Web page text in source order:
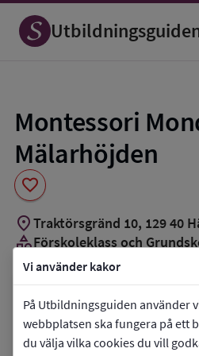
Vi använder kakor
På Utbildningsguiden använder
webbplatsen ska fungera på ett
du välja vilka cookies du vill
Montessori
Mälarhöjden
favorite
Spara
som
favorit
location_onTraktörsgränd 10, 12940
categoryFörskoleklass och
groups_3 Cirka 130 elever
Vill du kontakta
phone Telefon:08-55634560